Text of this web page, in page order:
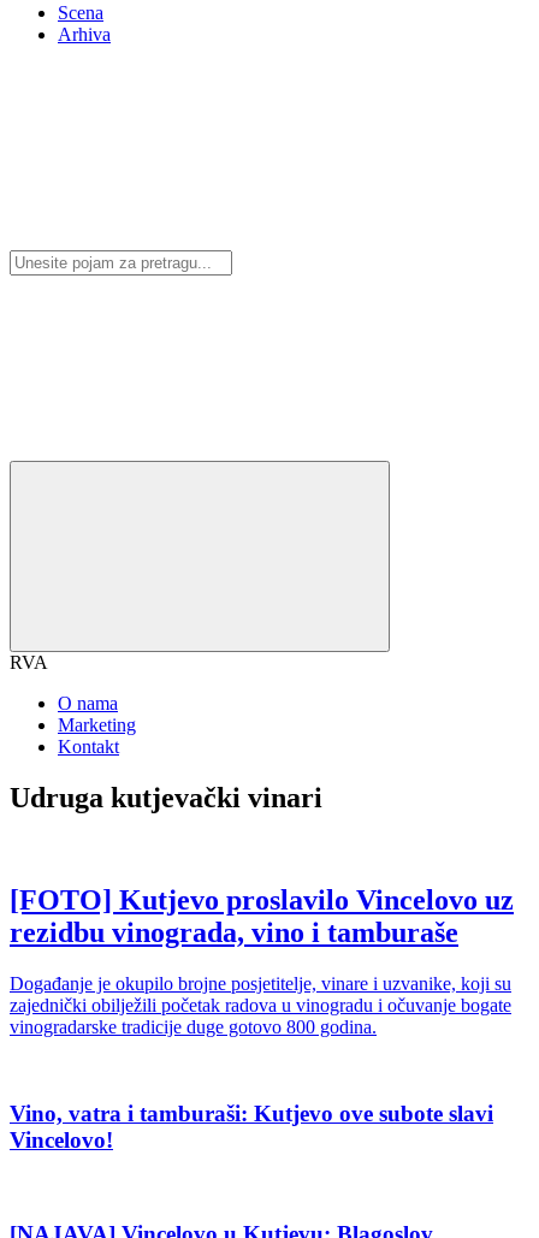
Scena
Arhiva
RVA
O nama
Marketing
Kontakt
Udruga kutjevački vinari
[FOTO] Kutjevo proslavilo Vincelovo uz
rezidbu vinograda, vino i tamburaše
Događanje je okupilo brojne posjetitelje, vinare i uzvanike, koji su
zajednički obilježili početak radova u vinogradu i očuvanje bogate
vinogradarske tradicije duge gotovo 800 godina.
Vino, vatra i tamburaši: Kutjevo ove subote slavi
Vincelovo!